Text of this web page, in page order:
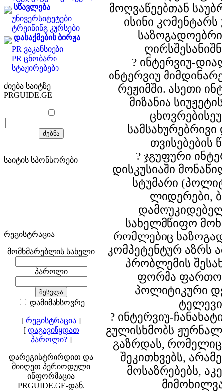
სწავლება
უნივერსიტეტები
ტრეინინგ კურსები
დასაქმების ბირჟა
PR ვაკანსიები
PR ცნობარი
სტაჟირებები
ძიება საიტზე
PRGUIDE.GE
საიტის სპონსორები
რეგისტრაცია
მომხმარებლის სახელი
პაროლი
დამიმახსოვრე
[ რეგისტრაცია ]
[ დაგავიწყდათ
პაროლი?]
დარეგისტრირდით და
მიიღეთ პერიოდული
ინფორმაცია
PRGUIDE.GE-დან.
მოღვაწეებთან
ისინი
? ინტერვიუ-
ინტერვიუ
რეჟიმში. ასეთი
მიზანია
თვისებების
? ჯგუფური
დისკუსიაში
სტუმარი
ლიდერები,
სახელმწიფო
რომლებიც
კომპეტენტურ აზრს
პრობლემის
ფორმა
პოლიტიკური
? ინტერვიუ-
გულისხმობს
გაზრდას,
შეკითხვებს,
მოსაზრებებს,